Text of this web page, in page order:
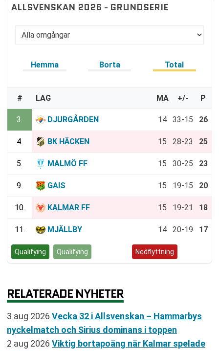
ALLSVENSKAN 2026 - GRUNDSERIE
Hemma Borta Total
# LAG MA +/- P
3. DJURGÅRDEN 14 33-15 26
4. BK HÄCKEN 15 28-23 25
5. MALMÖ FF 15 30-25 23
9. GAIS 15 19-15 20
10. KALMAR FF 15 19-21 18
11. MJÄLLBY 14 20-19 17
Qualifying Qualifying Nedflyttning
RELATERADE NYHETER
3 aug 2026 Vecka 32 i Allsvenskan – Hammarbys
nyckelmatch och Sirius dominans i toppen
2 aug 2026 Viktig bortapoäng när Kalmar spelade